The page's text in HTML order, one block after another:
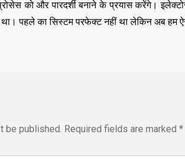
को और पारदर्शी बनाने के प्रयास करेंगे।
पहले का सिस्टम परफेक्ट नहीं था लेकिन अब हम
be published. Required fields are marked *